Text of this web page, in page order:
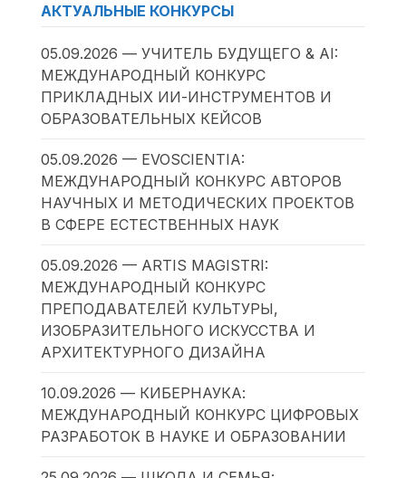
АКТУАЛЬНЫЕ КОНКУРСЫ
05.09.2026 — УЧИТЕЛЬ БУДУЩЕГО & AI:
МЕЖДУНАРОДНЫЙ КОНКУРС
ПРИКЛАДНЫХ ИИ-ИНСТРУМЕНТОВ И
ОБРАЗОВАТЕЛЬНЫХ КЕЙСОВ
05.09.2026 — EVOSCIENTIA:
МЕЖДУНАРОДНЫЙ КОНКУРС АВТОРОВ
НАУЧНЫХ И МЕТОДИЧЕСКИХ ПРОЕКТОВ
В СФЕРЕ ЕСТЕСТВЕННЫХ НАУК
05.09.2026 — ARTIS MAGISTRI:
МЕЖДУНАРОДНЫЙ КОНКУРС
ПРЕПОДАВАТЕЛЕЙ КУЛЬТУРЫ,
ИЗОБРАЗИТЕЛЬНОГО ИСКУССТВА И
АРХИТЕКТУРНОГО ДИЗАЙНА
10.09.2026 — КИБЕРНАУКА:
МЕЖДУНАРОДНЫЙ КОНКУРС ЦИФРОВЫХ
РАЗРАБОТОК В НАУКЕ И ОБРАЗОВАНИИ